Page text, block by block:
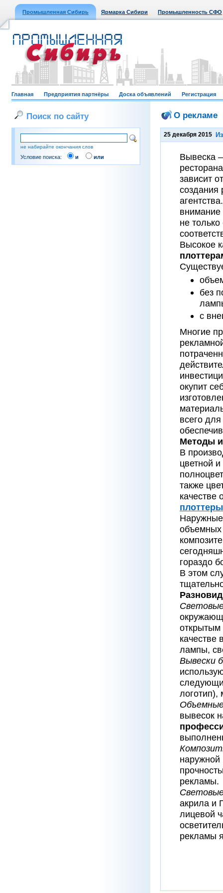
Промышленная Сибирь Ярмарка Сибири Промышленность СФО
Главная Предприятия партнёры Доска объявлений Регистрация
Поиск по сайту
не набирайте окончания слов
Условие поиска: и или
О рекламе
25 декабря 2015
Вывеска
зависит
создания
не
Высокое
без
с
Многие
окупит
всего
Методы
В
цветной
также
качестве
плоттеры
объемных
гораздо
В этом
открытым
качестве
лампы,
Вывески
логотип),
вывесок
наружной
рекламы.
акрила и
лицевой
рекламы